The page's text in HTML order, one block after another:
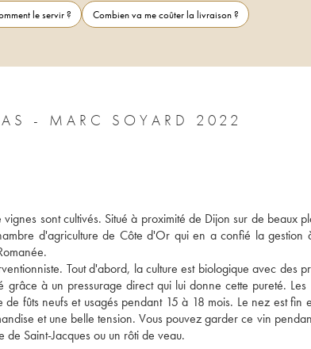
le servir ?
Combien va me coûter la livraison ?
- MARC SOYARD 2022
sont cultivés. Situé à proximité de Dijon sur de beaux
d'agriculture de Côte d'Or qui en a confié la gestion
Tout d'abord, la culture est biologique avec des
à un pressurage direct qui lui donne cette pureté. Les
fûts neufs et usagés pendant 15 à 18 mois. Le nez est fin
et une belle tension. Vous pouvez garder ce vin
Saint-Jacques ou un rôti de veau.